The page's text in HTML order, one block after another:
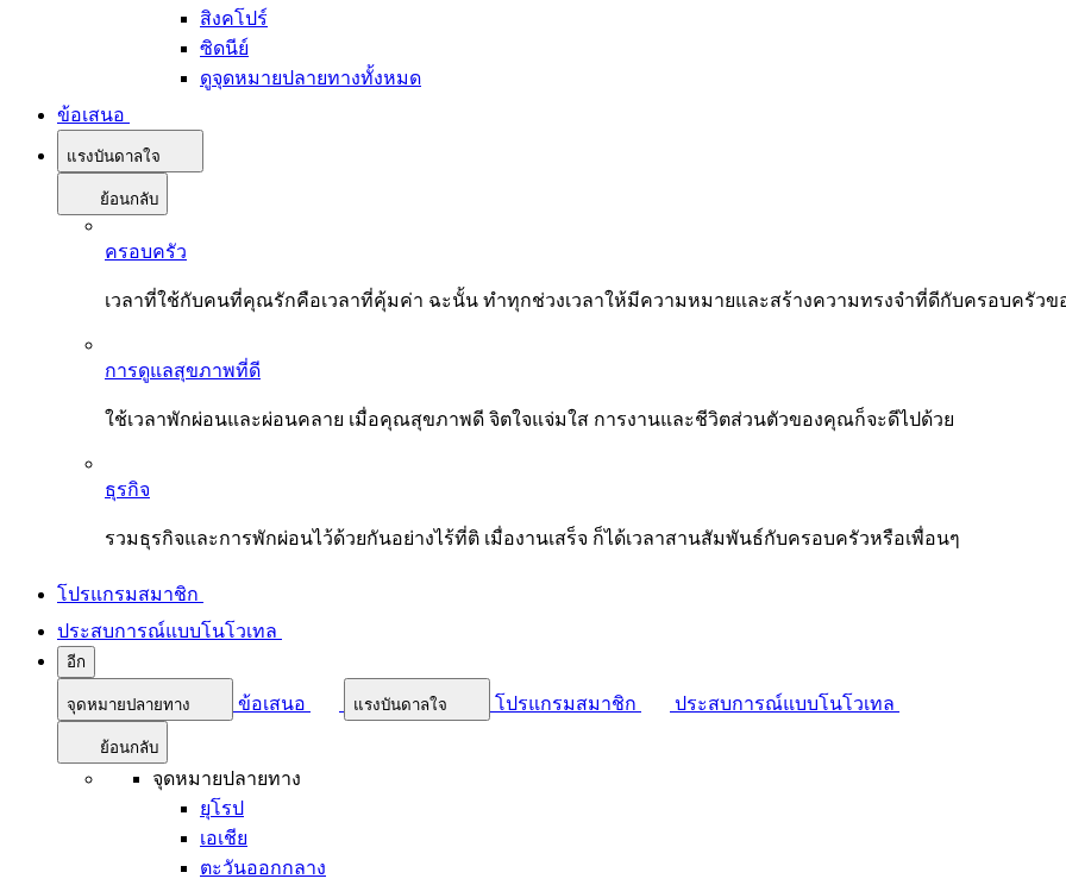
สิงคโปร์
ซิดนีย์
ดูจุดหมายปลายทางทั้งหมด
ข้อเสนอ
แรงบันดาลใจ
ย้อนกลับ
ครอบครัว
เวลาที่ใช้กับคนที่คุณรักคือเวลาที่คุ้มค่า ฉะนั้น ทำทุกช่วงเวลาให้มีความหมายและสร้างความทรงจำที่ดีกับครอบครัว
การดูแลสุขภาพที่ดี
ใช้เวลาพักผ่อนและผ่อนคลาย เมื่อคุณสุขภาพดี จิตใจแจ่มใส การงานและชีวิตส่วนตัวของคุณก็จะดีไปด้วย
ธุรกิจ
รวมธุรกิจและการพักผ่อนไว้ด้วยกันอย่างไร้ที่ติ เมื่องานเสร็จ ก็ได้เวลาสานสัมพันธ์กับครอบครัวหรือเพื่อนๆ
โปรแกรมสมาชิก
ประสบการณ์แบบโนโวเทล
อีก
จุดหมายปลายทาง ข้อเสนอ แรงบันดาลใจ โปรแกรมสมาชิก ประสบการณ์แบบโนโวเทล
ย้อนกลับ
จุดหมายปลายทาง
ยุโรป
เอเชีย
ตะวันออกกลาง